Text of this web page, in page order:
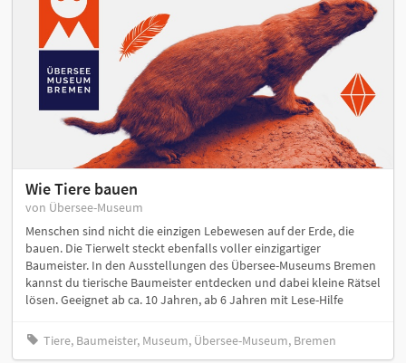
Wie Tiere bauen
von Übersee-Museum
Menschen sind nicht die einzigen Lebewesen auf der Erde, die
bauen. Die Tierwelt steckt ebenfalls voller einzigartiger
Baumeister. In den Ausstellungen des Übersee-Museums Bremen
kannst du tierische Baumeister entdecken und dabei kleine Rätsel
lösen. Geeignet ab ca. 10 Jahren, ab 6 Jahren mit Lese-Hilfe
Tiere, Baumeister, Museum, Übersee-Museum, Bremen